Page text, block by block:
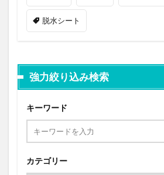
脱水シート
強力絞り込み検索
キーワード
カテゴリー